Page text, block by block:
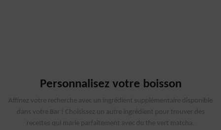
Personnalisez votre boisson
Affinez votre recherche avec un ingrédient supplémentaire disponible
dans votre Bar ! Choisissez un autre ingrédient pour trouver des
recettes qui marie parfaitement avec du the vert matcha.